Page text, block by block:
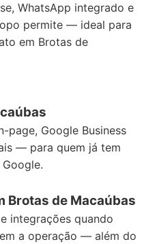
WhatsApp integrado e
permite — ideal para
em Brotas de
page, Google Business
— para quem já tem
Brotas de Macaúbas
integrações quando
a operação — além do